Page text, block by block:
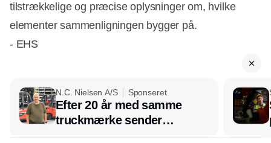
tilstrækkelige og præcise oplysninger om, hvilke
elementer sammenligningen bygger på.
- EHS
N.C. Nielsen A/S Sponseret
Efter 20 år med samme
truckmærke sender
lagerchef stafetten videre